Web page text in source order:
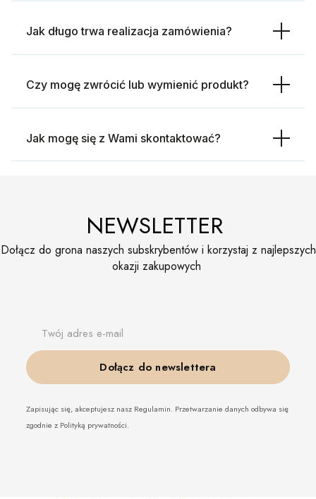
Jak długo trwa realizacja zamówienia?
Czy mogę zwrócić lub wymienić produkt?
Jak mogę się z Wami skontaktować?
NEWSLETTER
Dołącz do grona naszych subskrybentów i korzystaj z najlepszych
okazji zakupowych
Twój adres e-mail
Dołącz do newslettera
Zapisując się, akceptujesz nasz Regulamin. Przetwarzanie danych odbywa się
zgodnie z Polityką prywatności.